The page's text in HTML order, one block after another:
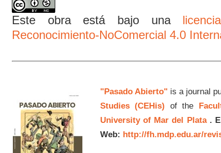
Este obra está bajo una
Reconocimiento-NoComercial 4.0
"Pasado Abierto" is a journal
Studies (CEHis) of the
University of Mar del Plata.
Web: http://fh.mdp.edu.ar/